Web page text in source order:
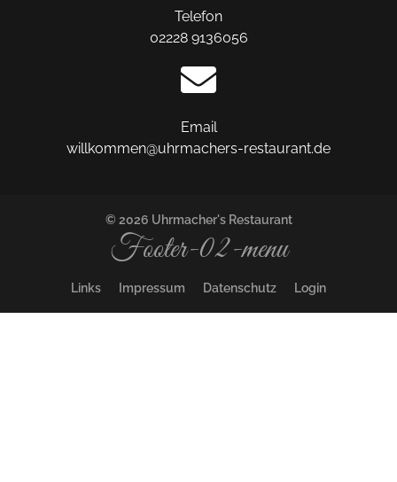
Telefon
02228 9136056
Email
willkommen@uhrmachers-restaurant.de
© 2026 Uhrmacher's Restaurant
Footer-02-menu
Links Impressum Datenschutz Login